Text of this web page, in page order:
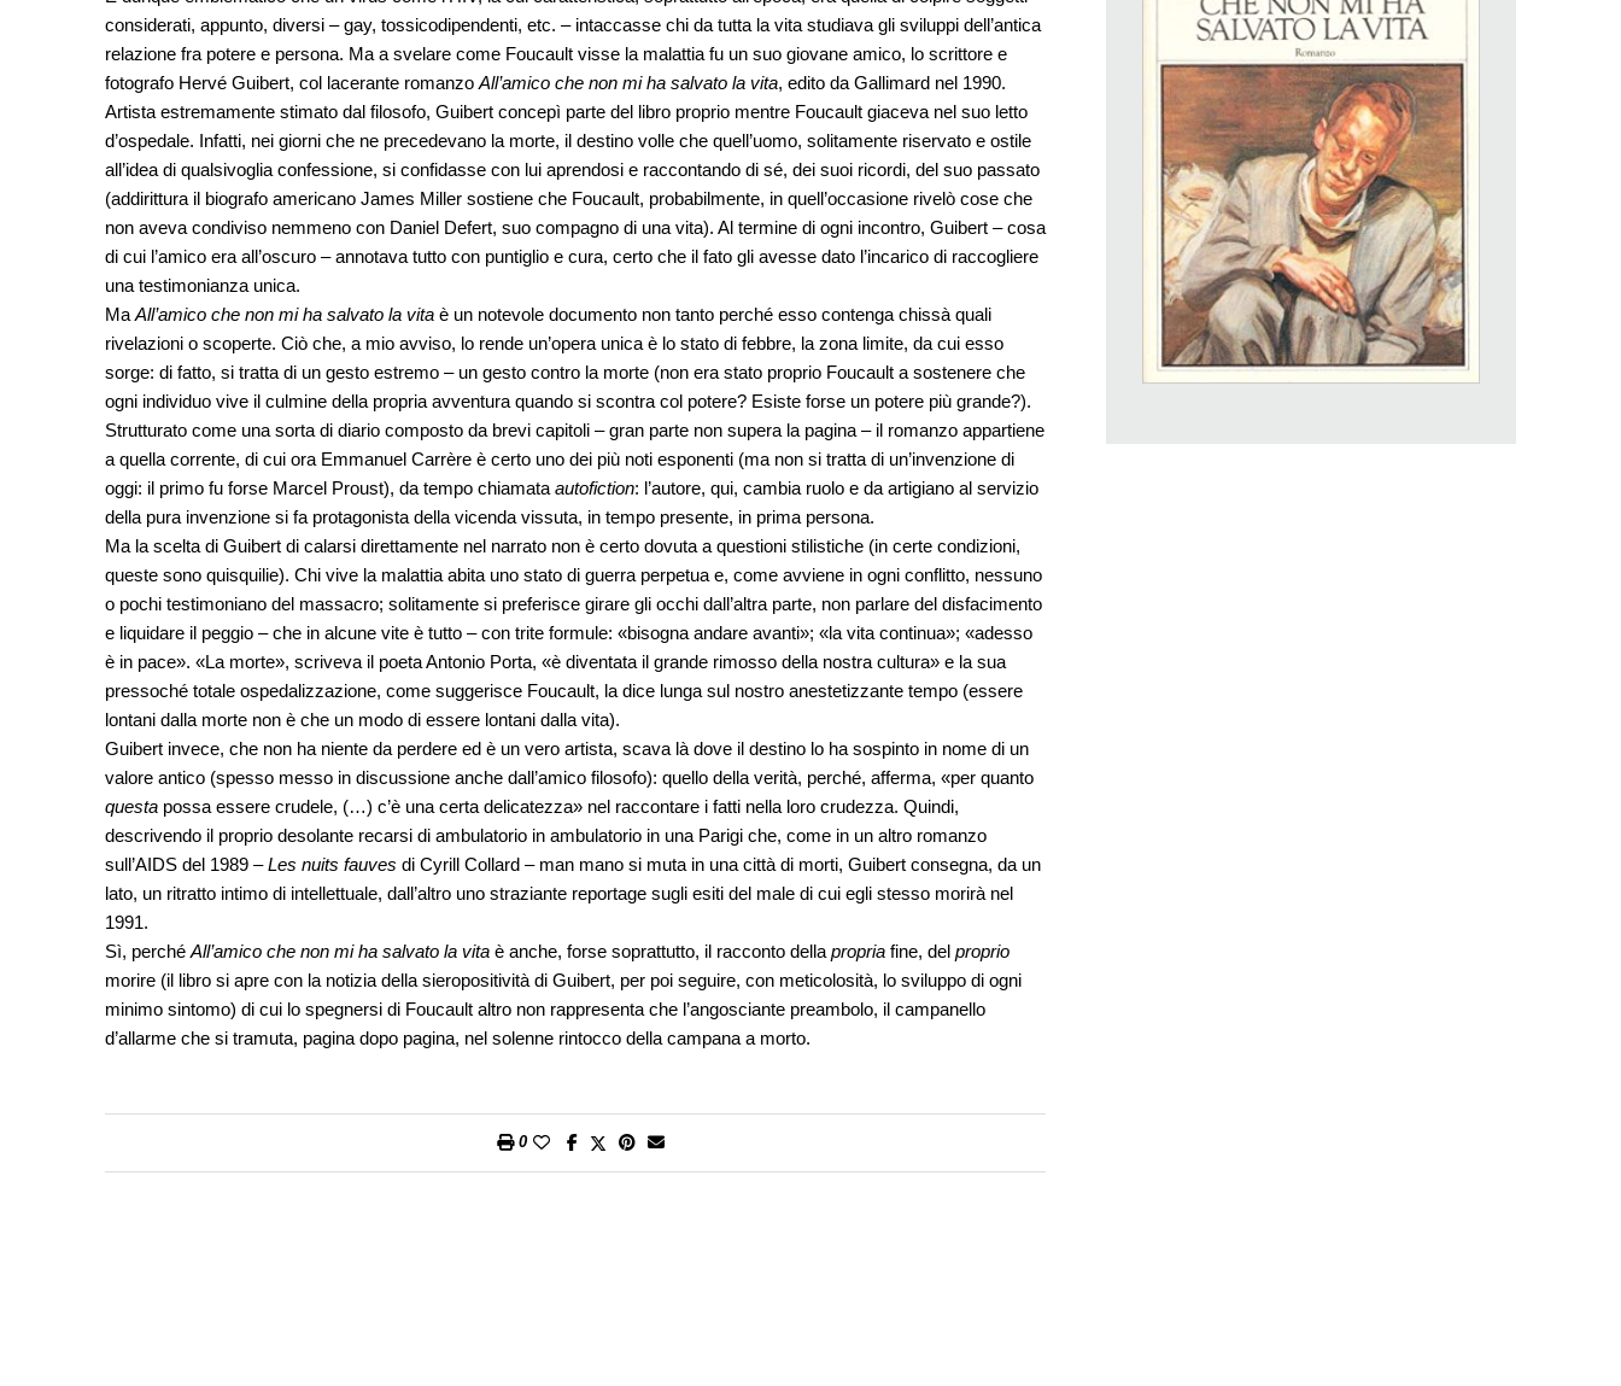
considerati, appunto, diversi – gay, tossicodipendenti, etc. – intaccasse chi da tutta la vita studiava gli sviluppi dell’antica
relazione fra potere e persona. Ma a svelare come Foucault visse la malattia fu un suo giovane amico, lo scrittore e
fotografo Hervé Guibert, col lacerante romanzo All’amico che non mi ha salvato la vita, edito da Gallimard nel 1990.
Artista estremamente stimato dal filosofo, Guibert concepì parte del libro proprio mentre Foucault giaceva nel suo letto
d’ospedale. Infatti, nei giorni che ne precedevano la morte, il destino volle che quell’uomo, solitamente riservato e ostile
all’idea di qualsivoglia confessione, si confidasse con lui aprendosi e raccontando di sé, dei suoi ricordi, del suo passato
(addirittura il biografo americano James Miller sostiene che Foucault, probabilmente, in quell’occasione rivelò cose che
non aveva condiviso nemmeno con Daniel Defert, suo compagno di una vita). Al termine di ogni incontro, Guibert – cosa
di cui l’amico era all’oscuro – annotava tutto con puntiglio e cura, certo che il fato gli avesse dato l’incarico di raccogliere
una testimonianza unica.
Ma All’amico che non mi ha salvato la vita è un notevole documento non tanto perché esso contenga chissà quali
rivelazioni o scoperte. Ciò che, a mio avviso, lo rende un’opera unica è lo stato di febbre, la zona limite, da cui esso
sorge: di fatto, si tratta di un gesto estremo – un gesto contro la morte (non era stato proprio Foucault a sostenere che
ogni individuo vive il culmine della propria avventura quando si scontra col potere? Esiste forse un potere più grande?).
Strutturato come una sorta di diario composto da brevi capitoli – gran parte non supera la pagina – il romanzo appartiene
a quella corrente, di cui ora Emmanuel Carrère è certo uno dei più noti esponenti (ma non si tratta di un’invenzione di
oggi: il primo fu forse Marcel Proust), da tempo chiamata autofiction: l’autore, qui, cambia ruolo e da artigiano al servizio
della pura invenzione si fa protagonista della vicenda vissuta, in tempo presente, in prima persona.
Ma la scelta di Guibert di calarsi direttamente nel narrato non è certo dovuta a questioni stilistiche (in certe condizioni,
queste sono quisquilie). Chi vive la malattia abita uno stato di guerra perpetua e, come avviene in ogni conflitto, nessuno
o pochi testimoniano del massacro; solitamente si preferisce girare gli occhi dall’altra parte, non parlare del disfacimento
e liquidare il peggio – che in alcune vite è tutto – con trite formule: «bisogna andare avanti»; «la vita continua»; «adesso
è in pace». «La morte», scriveva il poeta Antonio Porta, «è diventata il grande rimosso della nostra cultura» e la sua
pressoché totale ospedalizzazione, come suggerisce Foucault, la dice lunga sul nostro anestetizzante tempo (essere
lontani dalla morte non è che un modo di essere lontani dalla vita).
Guibert invece, che non ha niente da perdere ed è un vero artista, scava là dove il destino lo ha sospinto in nome di un
valore antico (spesso messo in discussione anche dall’amico filosofo): quello della verità, perché, afferma, «per quanto
questa possa essere crudele, (…) c’è una certa delicatezza» nel raccontare i fatti nella loro crudezza. Quindi,
descrivendo il proprio desolante recarsi di ambulatorio in ambulatorio in una Parigi che, come in un altro romanzo
sull’AIDS del 1989 –Les nuits fauves di Cyrill Collard – man mano si muta in una città di morti, Guibert consegna, da un
lato, un ritratto intimo di intellettuale, dall’altro uno straziante reportage sugli esiti del male di cui egli stesso morirà nel
1991.
Sì, perché All’amico che non mi ha salvato la vita è anche, forse soprattutto, il racconto della propria fine, del proprio
morire (il libro si apre con la notizia della sieropositività di Guibert, per poi seguire, con meticolosità, lo sviluppo di ogni
minimo sintomo) di cui lo spegnersi di Foucault altro non rappresenta che l’angosciante preambolo, il campanello
d’allarme che si tramuta, pagina dopo pagina, nel solenne rintocco della campana a morto.
0